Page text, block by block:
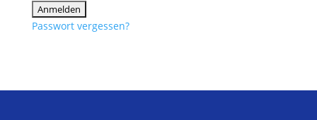
Passwort vergessen?